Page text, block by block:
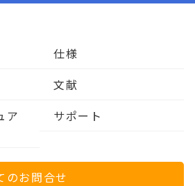
仕様
文献
ア
サポート
のお問合せ